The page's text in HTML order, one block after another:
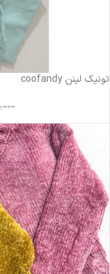
تونیک لینن coofandy